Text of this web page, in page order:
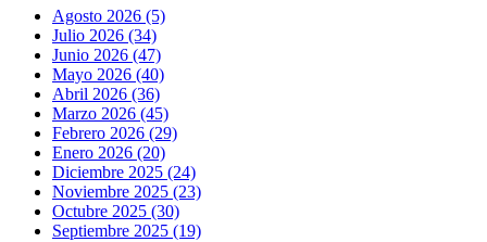
Agosto 2026 (5)
Julio 2026 (34)
Junio 2026 (47)
Mayo 2026 (40)
Abril 2026 (36)
Marzo 2026 (45)
Febrero 2026 (29)
Enero 2026 (20)
Diciembre 2025 (24)
Noviembre 2025 (23)
Octubre 2025 (30)
Septiembre 2025 (19)